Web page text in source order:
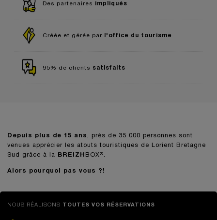
Des partenaires impliqués
Créée et gérée par l'office du tourisme
95% de clients satisfaits
Depuis plus de 15 ans , près de 35 000 personnes sont
venues apprécier les atouts touristiques de Lorient Bretagne
Sud grâce à la BREIZH BOX®.
Alors pourquoi pas vous ?!
NOUS RÉALISONS TOUTES VOS RÉSERVATIONS